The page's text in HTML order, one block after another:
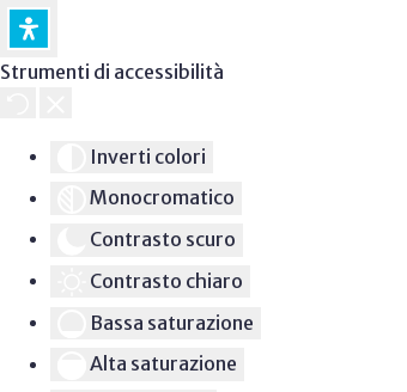
Strumenti di accessibilità
Inverti colori
Monocromatico
Contrasto scuro
Contrasto chiaro
Bassa saturazione
Alta saturazione